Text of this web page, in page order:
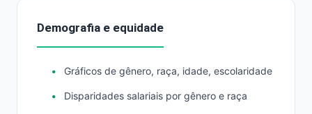
Demografia e equidade
Gráficos de gênero, raça, idade, escolaridade
Disparidades salariais por gênero e raça